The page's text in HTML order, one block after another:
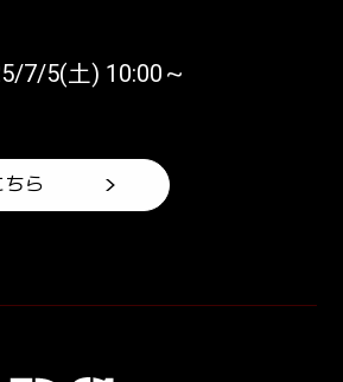
7/5(土) 10:00～
ちら